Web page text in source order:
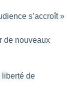
s’accroît »
de nouveaux
liberté de